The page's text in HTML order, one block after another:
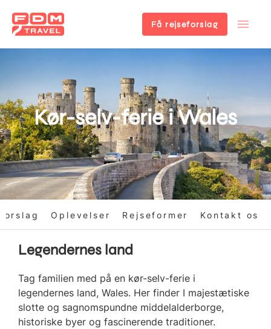
Få rejseforslag
Kør-selv-ferie i Wales
Oplevelser Rejseformer Kontakt os
Legendernes land
Tag familien med på en kør-selv-ferie i
legendernes land, Wales. Her finder I majestætiske
slotte og sagnomspundne middelalderborge,
historiske byer og fascinerende traditioner.